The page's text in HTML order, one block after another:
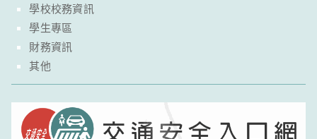
學校校務資訊
學生專區
財務資訊
其他